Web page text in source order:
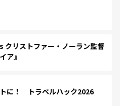
リストファー・ノーラン監督
ア』
に！ トラベルハック2026